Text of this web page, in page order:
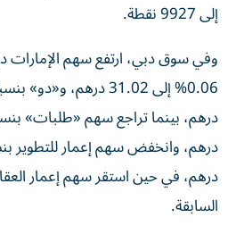
إلى 9927 نقطة.
وفي سوق دبي، ارتفع سهم الإمارات
درهم، في حين استقر سهم إعمار
السابقة.